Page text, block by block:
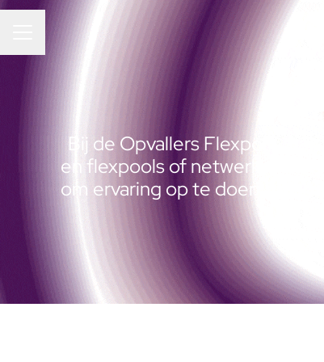
Bij de Opvallers Flexpool
en flexpools of netwerken en
om ervaring op te doen, deel
in,